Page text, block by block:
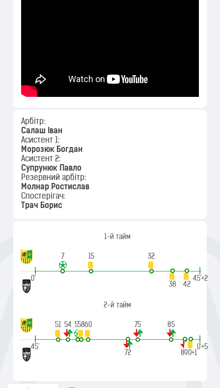
Арбітр:
Салаш Іван
Асистент 1:
Морозюк Богдан
Асистент 2:
Супрунюк Павло
Резервний арбітр:
Молнар Ростислав
Спостерігач:
Трач Борис
1-й тайм
7 15 32
|
0'
38
42
|
45'+2
2-й тайм
51 54 575860 75 85
|
45'
72
8990+1
|
90'+5